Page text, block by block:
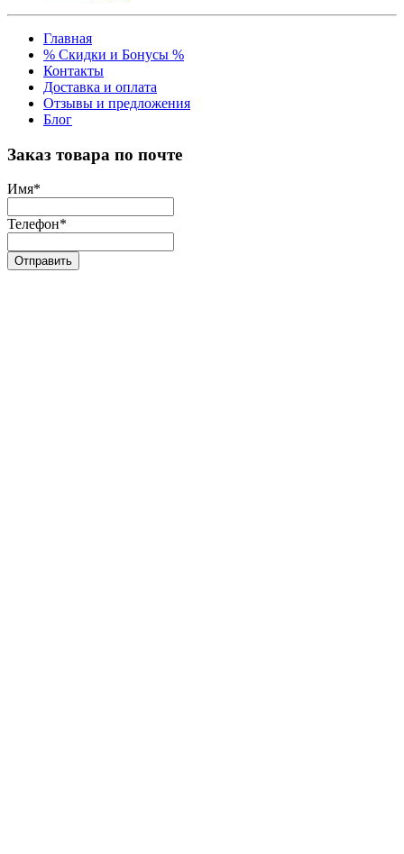
Главная
% Скидки и Бонусы %
Контакты
Доставка и оплата
Отзывы и предложения
Блог
Заказ товара по почте
Имя*
Телефон*
Отправить